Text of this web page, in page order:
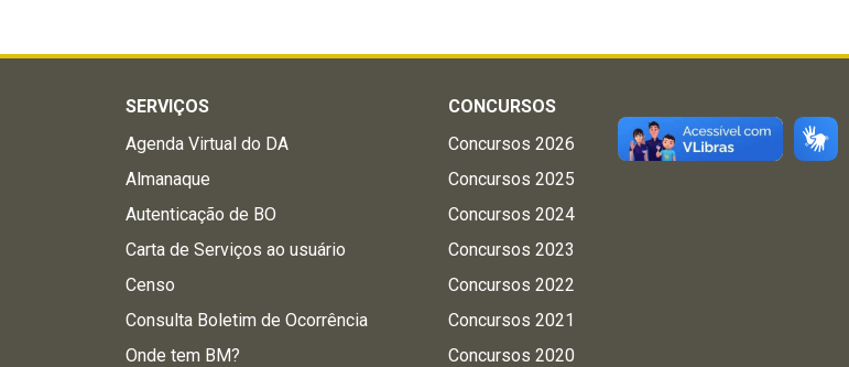
SERVIÇOS
Agenda Virtual do DA
Almanaque
Autenticação de BO
Carta de Serviços ao usuário
Censo
Consulta Boletim de Ocorrência
Onde tem BM?
CONCURSOS
Concursos 2026
Concursos 2025
Concursos 2024
Concursos 2023
Concursos 2022
Concursos 2021
Concursos 2020